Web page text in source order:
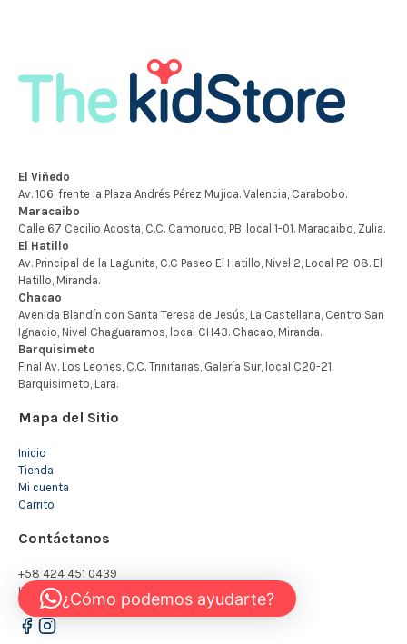
Mapa del Sitio
Inicio
Tienda
Mi cuenta
Carrito
Contáctanos
+58 424 451 0439
INFO@KIDSTORE.COM.VE
¿Cómo podemos ayudarte?